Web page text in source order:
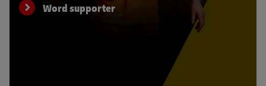
Word supporter